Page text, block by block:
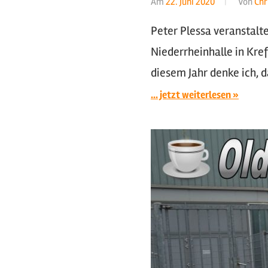
Peter Plessa
Niederrheinhalle in
diesem Jahr denke ich,
... jetzt weiterlesen